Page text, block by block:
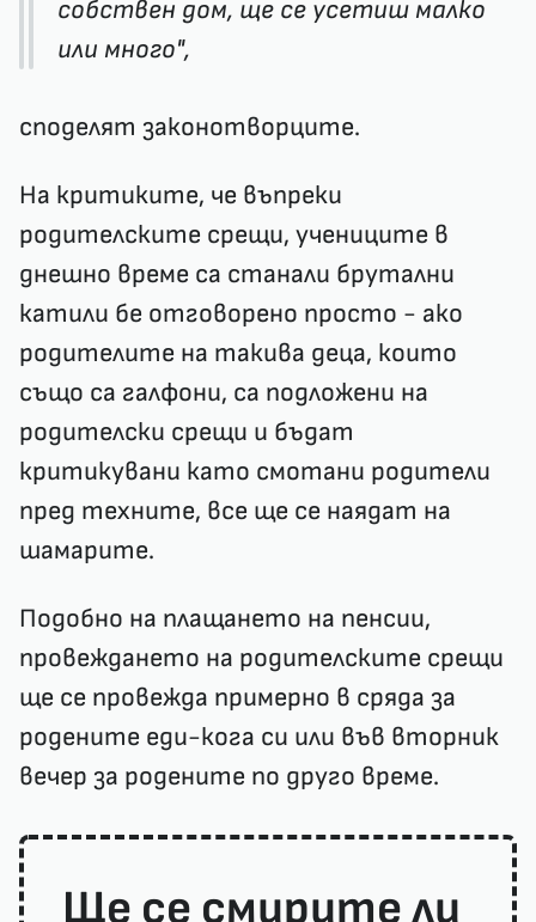
собствен дом, ще се усетиш малко
или много",
споделят законотворците.
На критиките, че въпреки
родителските срещи, учениците в
днешно време са станали брутални
катили бе отговорено просто - ако
родителите на такива деца, които
също са галфони, са подложени на
родителски срещи и бъдат
критикувани като смотани родители
пред техните, все ще се наядат на
шамарите.
Подобно на плащането на пенсии,
провеждането на родителските срещи
ще се провежда примерно в сряда за
родените еди-кога си или във вторник
вечер за родените по друго време.
Ще се смирите ли